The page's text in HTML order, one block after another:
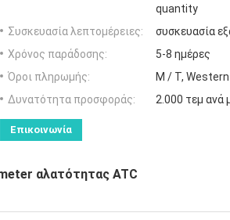
quantity
Συσκευασία λεπτομέρειες:
συσκευασία
Χρόνος παράδοσης:
5-8 ημέρες
Όροι πληρωμής:
Μ / Τ, Western
Δυνατότητα προσφοράς:
2.000 τεμ ανά
Επικοινωνία
αλατότητας ATC